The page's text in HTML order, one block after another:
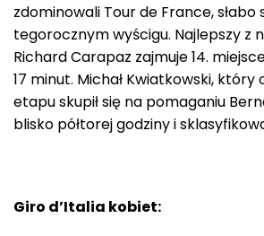
zdominowali Tour de France, słabo
tegorocznym wyścigu. Najlepszy z
Richard Carapaz zajmuje 14.
17 minut. Michał Kwiatkowski, który
etapu skupił się na pomaganiu
blisko półtorej godziny i
Giro d’Italia kobiet: